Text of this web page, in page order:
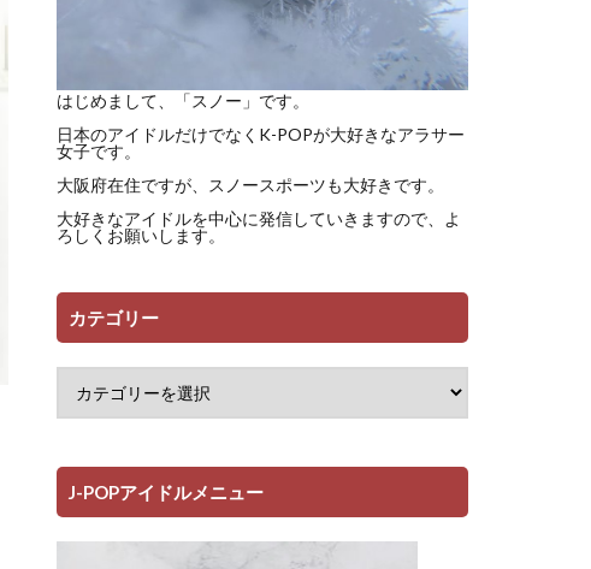
はじめまして、「スノー」です。
日本のアイドルだけでなくK-POPが大好きなアラサー
女子です。
大阪府在住ですが、スノースポーツも大好きです。
大好きなアイドルを中心に発信していきますので、よ
ろしくお願いします。
カテゴリー
J-POPアイドルメニュー